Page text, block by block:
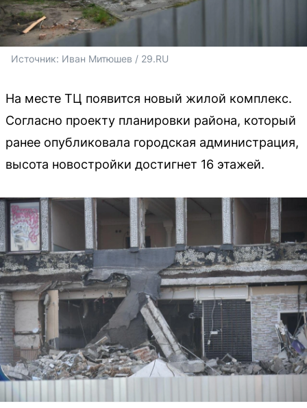
Источник: Иван Митюшев / 29.RU
На месте ТЦ появится новый жилой комплекс.
Согласно проекту планировки района, который
ранее опубликовала городская администрация,
высота новостройки достигнет 16 этажей.